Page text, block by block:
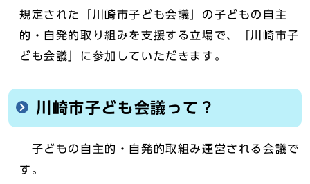
規定された「川崎市子ども会議」の子どもの自主
的・自発的取り組みを支援する立場で、「川崎市子
ども会議」に参加していただきます。
川崎市子ども会議って？
子どもの自主的・自発的取組み運営される会議で
す。